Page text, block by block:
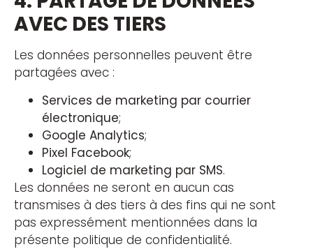
AVEC DES TIERS
Les données personnelles peuvent être
partagées avec :
Services de marketing par courrier
électronique;
Google Analytics;
Pixel Facebook;
Logiciel de marketing par SMS.
Les données ne seront en aucun cas
transmises à des tiers à des fins qui ne sont
pas expressément mentionnées dans la
présente politique de confidentialité.